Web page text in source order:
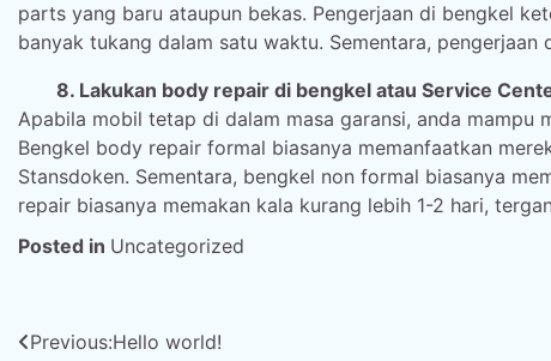
parts yang baru ataupun bekas. Pengerjaan di bengkel
banyak tukang dalam satu waktu. Sementara,
8. Lakukan body repair di bengkel atau Service
Apabila mobil tetap di dalam masa garansi, anda mampu
Bengkel body repair formal biasanya memanfaatkan
Stansdoken. Sementara, bengkel non formal biasanya
repair biasanya memakan kala kurang lebih 1-2 hari,
Posted in Uncategorized
Post
Previous:Hello world!